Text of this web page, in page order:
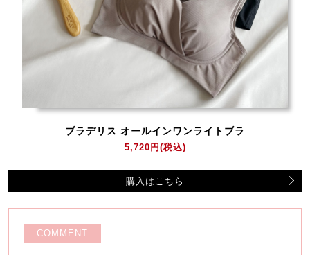
ブラデリス オールインワンライトブラ
5,720円 (税込)
購入はこちら
COMMENT